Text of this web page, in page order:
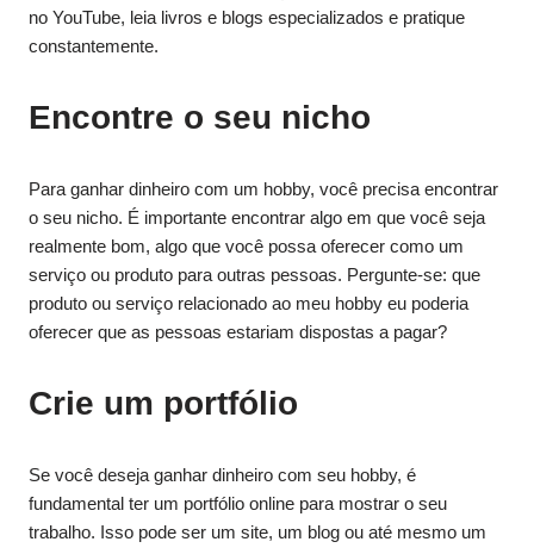
no YouTube, leia livros e blogs especializados e pratique
constantemente.
Encontre o seu nicho
Para ganhar dinheiro com um hobby, você precisa encontrar
o seu nicho. É importante encontrar algo em que você seja
realmente bom, algo que você possa oferecer como um
serviço ou produto para outras pessoas. Pergunte-se: que
produto ou serviço relacionado ao meu hobby eu poderia
oferecer que as pessoas estariam dispostas a pagar?
Crie um portfólio
Se você deseja ganhar dinheiro com seu hobby, é
fundamental ter um portfólio online para mostrar o seu
trabalho. Isso pode ser um site, um blog ou até mesmo um